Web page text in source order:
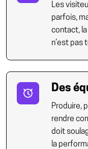
Les
parfois,
contact,
n’est pas
Des
Produire,
rendre
doit
la